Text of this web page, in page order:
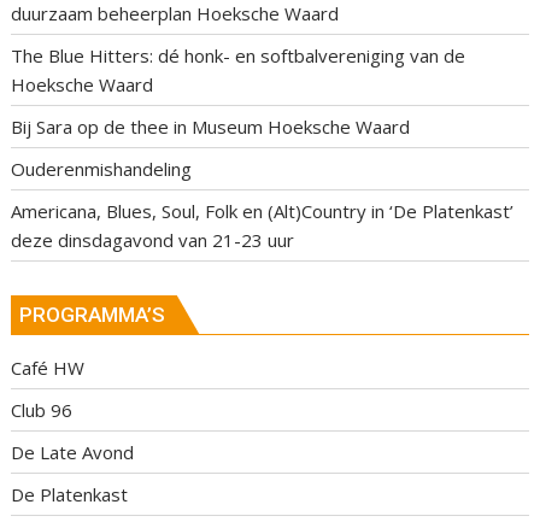
duurzaam beheerplan Hoeksche Waard
The Blue Hitters: dé honk- en softbalvereniging van de
Hoeksche Waard
Bij Sara op de thee in Museum Hoeksche Waard
Ouderenmishandeling
Americana, Blues, Soul, Folk en (Alt)Country in ‘De Platenkast’
deze dinsdagavond van 21-23 uur
PROGRAMMA’S
Café HW
Club 96
De Late Avond
De Platenkast